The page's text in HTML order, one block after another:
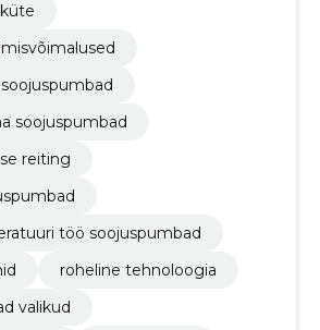
soojuspumbad
reiting
töö soojuspumbad
roheline tehnoloogia
valikud